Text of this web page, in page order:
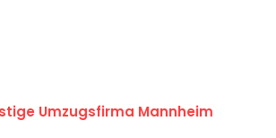
Umzugsfirma Mannheim